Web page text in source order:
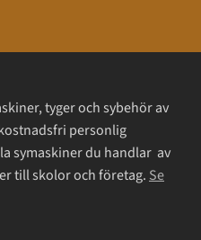
tyger och sybehör av
personlig
symaskiner du handlar av
till skolor och företag. Se